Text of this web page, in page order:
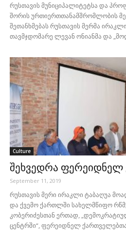
რუსთავის მუნიციპალიტეტსა და
შორის ურთიერთთანამშრომლობის
შეთანხმებას რუსთავის მერმა
თავმჯდომარე ლევან ონიანმა და
Culture
შეხვედრა
September 11, 2019
რუსთავის მერი ირაკლი ტაბაღუა
და ქვემო ქართლში სახელმწიფო
კობერიძესთან ერთად,
ცენტრში“, ფერეიდნელ